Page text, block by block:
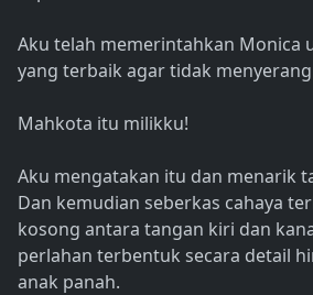
Aku telah memerintahkan Monica
yang terbaik agar tidak
Mahkota itu milikku!
Aku mengatakan itu dan menarik
Dan kemudian seberkas cahaya
kosong antara tangan kiri dan
perlahan terbentuk secara detail
anak panah.